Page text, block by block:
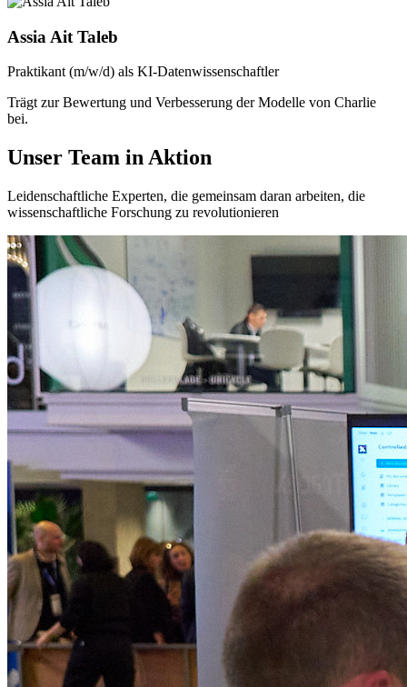
Assia Ait Taleb
Praktikant (m/w/d) als KI-Datenwissenschaftler
Trägt zur Bewertung und Verbesserung der Modelle von Charlie
bei.
Unser Team in Aktion
Leidenschaftliche Experten, die gemeinsam daran arbeiten, die
wissenschaftliche Forschung zu revolutionieren